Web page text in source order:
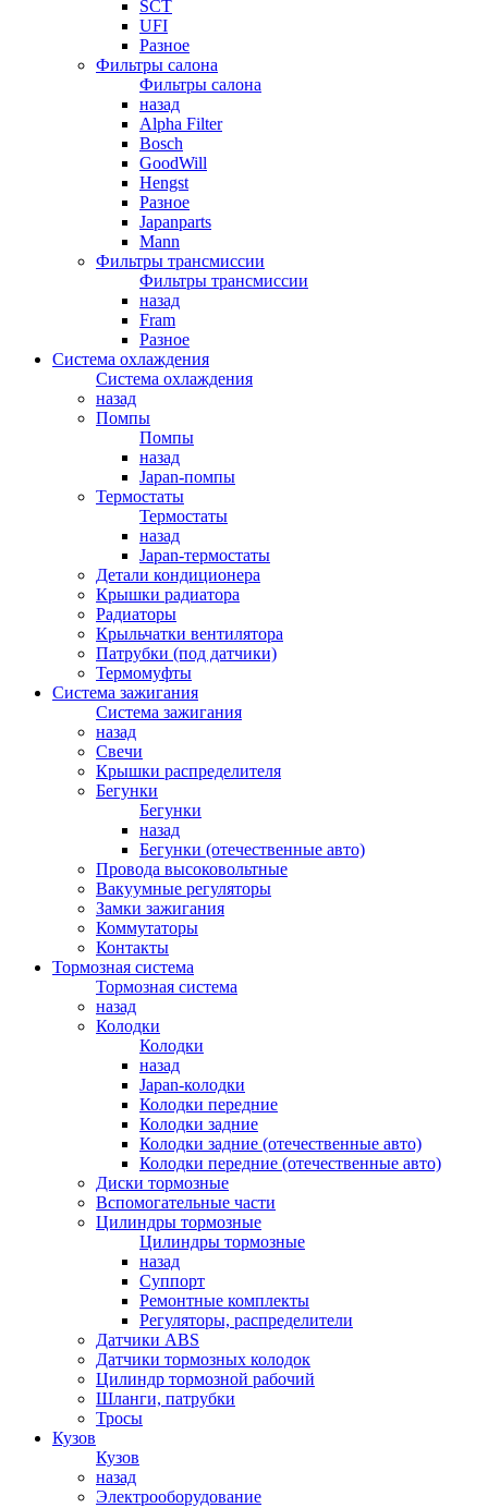
SCT
UFI
Разное
Фильтры салона
Фильтры салона
назад
Alpha Filter
Bosch
GoodWill
Hengst
Разное
Japanparts
Mann
Фильтры трансмиссии
Фильтры трансмиссии
назад
Fram
Разное
Система охлаждения
Система охлаждения
назад
Помпы
Помпы
назад
Japan-помпы
Термостаты
Термостаты
назад
Japan-термостаты
Детали кондиционера
Крышки радиатора
Радиаторы
Крыльчатки вентилятора
Патрубки (под датчики)
Термомуфты
Система зажигания
Система зажигания
назад
Свечи
Крышки распределителя
Бегунки
Бегунки
назад
Бегунки (отечественные авто)
Провода высоковольтные
Вакуумные регуляторы
Замки зажигания
Коммутаторы
Контакты
Тормозная система
Тормозная система
назад
Колодки
Колодки
назад
Japan-колодки
Колодки передние
Колодки задние
Колодки задние (отечественные авто)
Колодки передние (отечественные авто)
Диски тормозные
Вспомогательные части
Цилиндры тормозные
Цилиндры тормозные
назад
Суппорт
Ремонтные комплекты
Регуляторы, распределители
Датчики ABS
Датчики тормозных колодок
Цилиндр тормозной рабочий
Шланги, патрубки
Тросы
Кузов
Кузов
назад
Электрооборудование